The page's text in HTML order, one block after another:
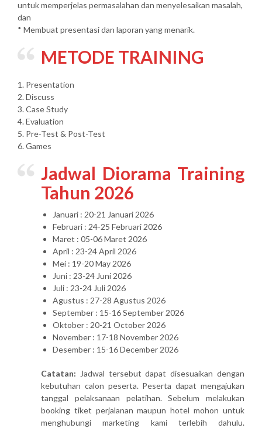
untuk memperjelas permasalahan dan menyelesaikan masalah,
dan
* Membuat presentasi dan laporan yang menarik.
METODE TRAINING
1. Presentation
2. Discuss
3. Case Study
4. Evaluation
5. Pre-Test & Post-Test
6. Games
Jadwal Diorama Training
Tahun 2026
Januari : 20-21 Januari 2026
Februari : 24-25 Februari 2026
Maret : 05-06 Maret 2026
April : 23-24 April 2026
Mei : 19-20 May 2026
Juni : 23-24 Juni 2026
Juli : 23-24 Juli 2026
Agustus : 27-28 Agustus 2026
September : 15-16 September 2026
Oktober : 20-21 October 2026
November : 17-18 November 2026
Desember : 15-16 December 2026
Catatan: Jadwal tersebut dapat disesuaikan dengan
kebutuhan calon peserta. Peserta dapat mengajukan
tanggal pelaksanaan pelatihan. Sebelum melakukan
booking tiket perjalanan maupun hotel mohon untuk
menghubungi marketing kami terlebih dahulu.